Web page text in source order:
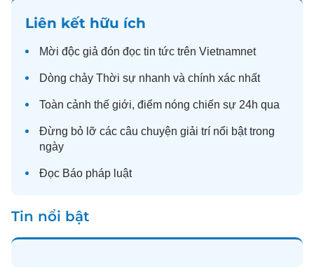
Liên kết hữu ích
Mời độc giả đón đọc tin tức trên Vietnamnet
Dòng chảy Thời sự nhanh và chính xác nhất
Toàn cảnh thế giới, điểm nóng chiến sự 24h qua
Đừng bỏ lỡ các câu chuyện giải trí nổi bật trong
ngày
Đọc Báo pháp luật
Tin nổi bật